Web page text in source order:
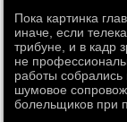
Пока картинка
иначе, если
трибуне, и в кадр
не
работы собрались
шумовое
болельщиков при